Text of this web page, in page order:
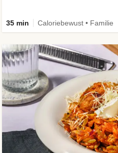
35 min Caloriebewust • Familie